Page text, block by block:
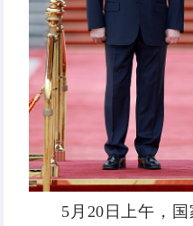
5月20日上午，